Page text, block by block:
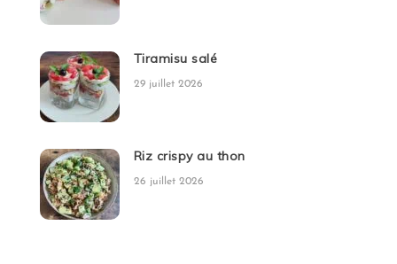
Tiramisu salé
29 juillet 2026
Riz crispy au thon
26 juillet 2026